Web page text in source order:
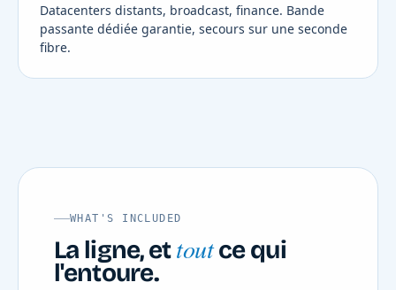
Datacenters distants, broadcast, finance. Bande
passante dédiée garantie, secours sur une seconde
fibre.
WHAT'S INCLUDED
La ligne, ettoutce qui
l'entoure.